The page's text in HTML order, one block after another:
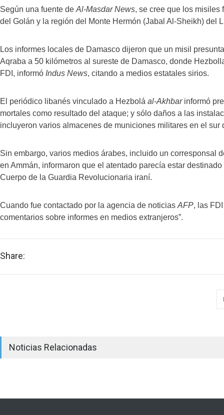
Según una fuente de Al-Masdar News, se cree que los misiles
del Golán y la región del Monte Hermón (Jabal Al-Sheikh) del
Los informes locales de Damasco dijeron que un misil
Aqraba a 50 kilómetros al sureste de Damasco, donde
FDI, informó Indus News, citando a medios estatales sirios.
El periódico libanés vinculado a Hezbolá al-Akhbarinformó
mortales como resultado del ataque; y sólo daños a las
incluyeron varios almacenes de municiones militares en el sur
Sin embargo, varios medios árabes, incluido un corresponsal
en Ammán, informaron que el atentado parecía estar
Cuerpo de la Guardia Revolucionaria iraní.
Cuando fue contactado por la agencia de noticias AFP, las
comentarios sobre informes en medios extranjeros”.
Share:
Noticias Relacionadas